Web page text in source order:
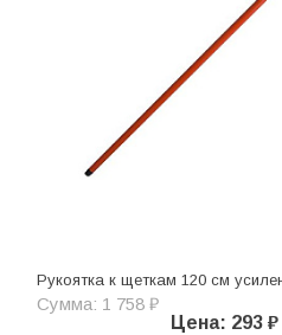
Рукоятка к щеткам 120 см
Сумма: 1 758 ₽
Цена: 293 ₽